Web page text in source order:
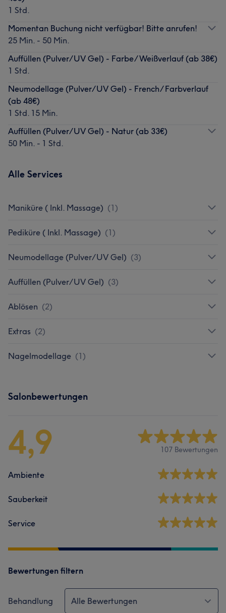
1 Std.
Momentan Buchung nicht verfügbar! Bitte anrufen!
25 Min. - 50 Min.
Auffüllen (Pulver/UV Gel) - Farbe/ Weißverlauf (ab 38€)
1 Std.
Neumodellage (Pulver/UV Gel) - French/ Farbverlauf
(ab 48€)
1 Std. 15 Min.
Auffüllen (Pulver/UV Gel) - Natur (ab 33€)
50 Min. - 1 Std.
Alle Services
Maniküre ( Inkl. Massage) (1)
Pediküre ( Inkl. Massage) (1)
Neumodellage (Pulver/UV Gel) (3)
Auffüllen (Pulver/UV Gel) (3)
Ablösen (2)
Extras (2)
Nagelmodellage (1)
Salonbewertungen
4,9 107 Bewertungen
Ambiente
Sauberkeit
Service
Bewertungen filtern
Behandlung Alle Bewertungen